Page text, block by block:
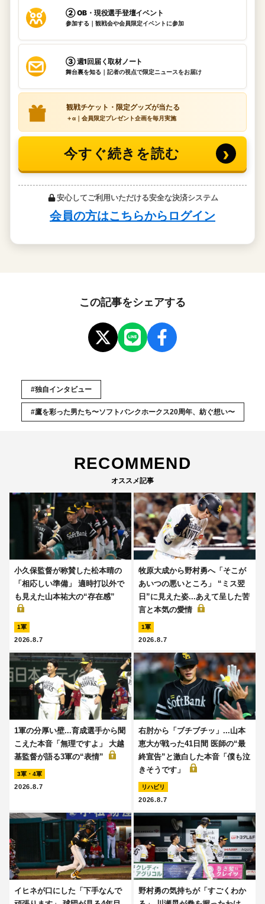
この記事をシェアする
#独自インタビュー
#鷹を彩った男たち〜ソフトバンクホークス20周年、紡ぐ想い〜
RECOMMEND
オススメ記事
小久保監督が称賛した松本晴の
「相応しい準備」 適時打以外で
も見えた山本祐大の“存在感”
1軍
2026.8.7
牧原大成から野村勇へ「そこが
あいつの悪いところ」 “ミス翌
日”に見えた姿...あえて呈した苦
言と本気の愛情
1軍
2026.8.7
1軍の分厚い壁...育成選手から聞
こえた本音「無理ですよ」 大越
基監督が語る3軍の“表情”
3軍・4軍
2026.8.7
右肘から「ブチブチッ」...山本
恵大が戦った41日間 医師の“最
終宣告”と激白した本音「僕も泣
きそうです」
リハビリ
2026.8.7
イヒネが口にした「下手なんで
野村勇の気持ちが「すごくわか